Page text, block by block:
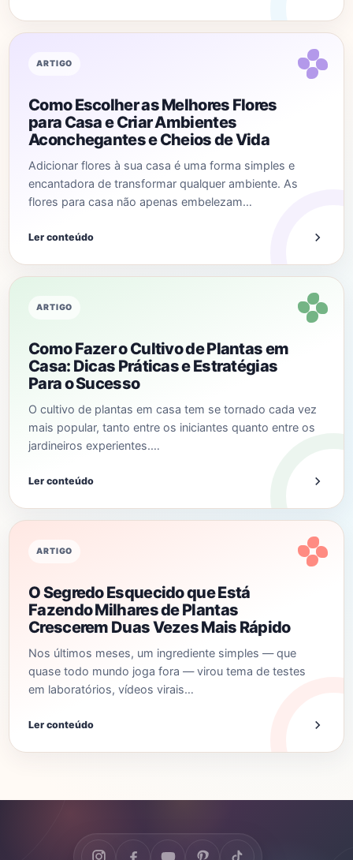
ARTIGO
Como Escolher as Melhores Flores
para Casa e Criar Ambientes
Aconchegantes e Cheios de Vida
Adicionar flores à sua casa é uma forma simples e
encantadora de transformar qualquer ambiente. As
flores para casa não apenas embelezam…
Ler conteúdo
ARTIGO
Como Fazer o Cultivo de Plantas em
Casa: Dicas Práticas e Estratégias
Para o Sucesso
O cultivo de plantas em casa tem se tornado cada vez
mais popular, tanto entre os iniciantes quanto entre os
jardineiros experientes.…
Ler conteúdo
ARTIGO
O Segredo Esquecido que Está
Fazendo Milhares de Plantas
Crescerem Duas Vezes Mais Rápido
Nos últimos meses, um ingrediente simples — que
quase todo mundo joga fora — virou tema de testes
em laboratórios, vídeos virais…
Ler conteúdo